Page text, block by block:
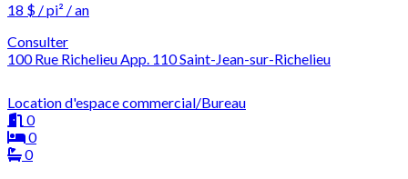
18 $ / pi² / an
Consulter
100 Rue Richelieu App. 110 Saint-Jean-sur-Richelieu
Location d'espace commercial/Bureau
0
0
0